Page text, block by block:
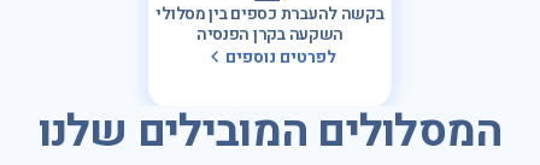
בקשה להעברת כספים בין מסלולי
השקעה בקרן הפנסיה
לפרטים נוספים
המסלולים המובילים שלנו